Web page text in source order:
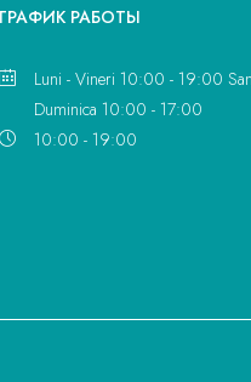
ГРАФИК РАБОТЫ
Luni - Vineri 10:00 - 19:00
Duminica 10:00 - 17:00
10:00 - 19:00